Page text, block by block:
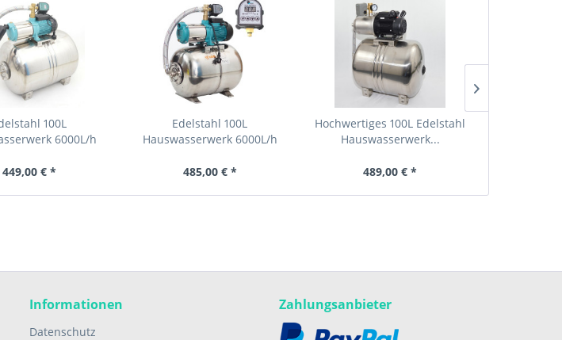
100L
6000L/h
449,00 € *
Edelstahl 100L
Hauswasserwerk 6000L/h
485,00 € *
Hochwertiges 100L Edelstahl
Hauswasserwerk...
489,00 € *
Informationen
Datenschutz
Zahlungsanbieter